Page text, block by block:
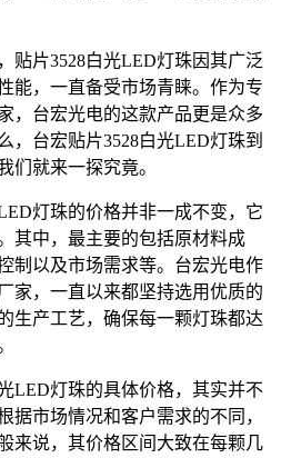
贴片3528白光LED灯珠因其广泛
能，一直备受市场青睐。作为专
，台宏光电的这款产品更是众多
，台宏贴片3528白光LED灯珠到
们就来一探究竟。
灯珠的价格并非一成不变，它
其中，最主要的包括原材料成
制以及市场需求等。台宏光电作
家，一直以来都坚持选用优质的
生产工艺，确保每一颗灯珠都达
LED灯珠的具体价格，其实并不
据市场情况和客户需求的不同，
来说，其价格区间大致在每颗几